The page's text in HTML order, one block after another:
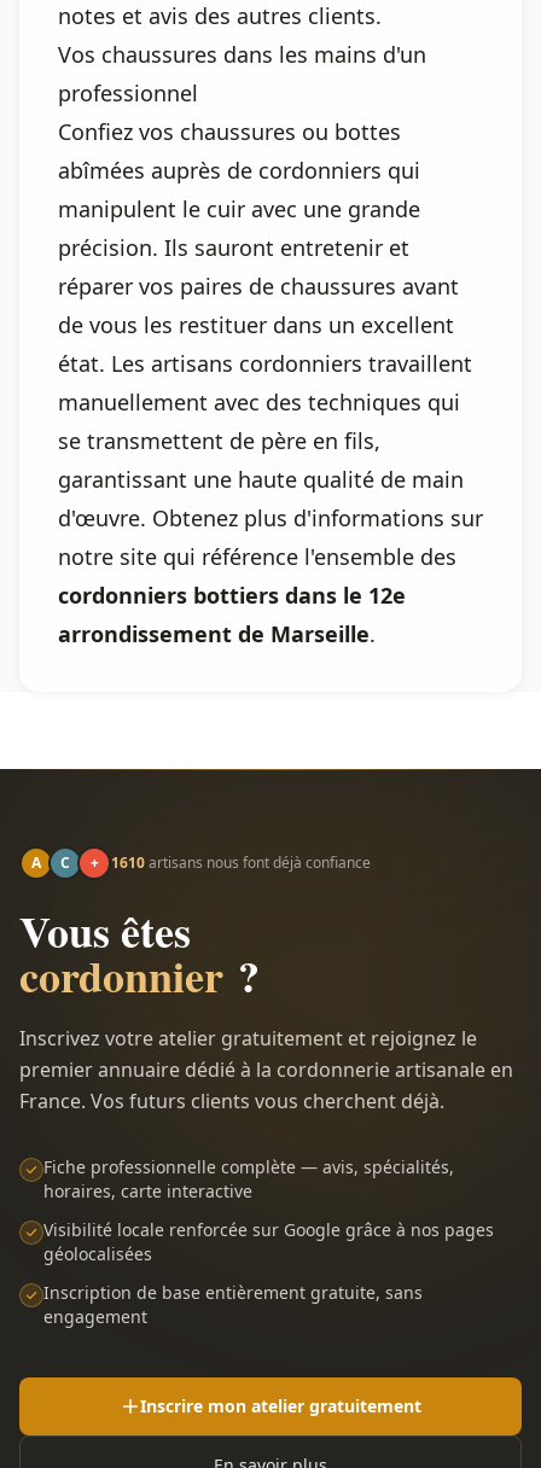
notes et avis des autres clients.
Vos chaussures dans les mains d'un
professionnel
Confiez vos chaussures ou bottes
abîmées auprès de cordonniers qui
manipulent le cuir avec une grande
précision. Ils sauront entretenir et
réparer vos paires de chaussures avant
de vous les restituer dans un excellent
état. Les artisans cordonniers travaillent
manuellement avec des techniques qui
se transmettent de père en fils,
garantissant une haute qualité de main
d'œuvre. Obtenez plus d'informations sur
notre site qui référence l'ensemble des
cordonniers bottiers dans le 12e
arrondissement de Marseille.
A C + 1610artisans nous font déjà confiance
Vous êtes
cordonnier ?
Inscrivez votre atelier gratuitement et rejoignez le
premier annuaire dédié à la cordonnerie artisanale en
France. Vos futurs clients vous cherchent déjà.
Fiche professionnelle complète — avis, spécialités,
horaires, carte interactive
Visibilité locale renforcée sur Google grâce à nos pages
géolocalisées
Inscription de base entièrement gratuite, sans
engagement
Inscrire mon atelier gratuitement